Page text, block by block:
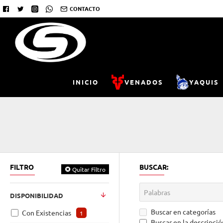
CONTACTO
INICIO VENADOS YAQUIS
FILTRO Quitar Filtro
DISPONIBILIDAD
Con Existencias 1
BUSCAR:
Buscar en categorías